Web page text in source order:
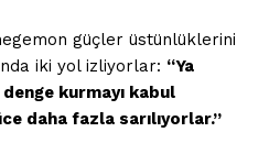
güçler üstünlüklerini
iki yol izliyorlar: “Ya
kurmayı kabul
daha fazla sarılıyorlar.”